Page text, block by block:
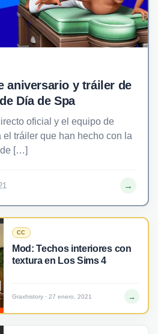
aniversario y tráiler de
Día de Spa
oficial y el equipo de
el tráiler que han hecho con la
[…]
→
CC
Mod: Techos interiores con
textura en Los Sims 4
Graxhistory · 27 enero, 2021 →